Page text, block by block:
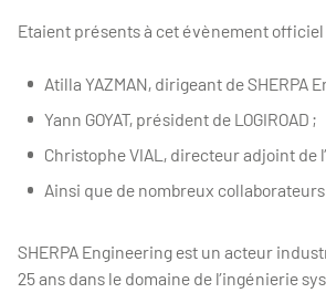
Etaient présents à cet évènement officiel
Atilla YAZMAN, dirigeant de SHERPA
Yann GOYAT, président de LOGIROAD ;
Christophe VIAL, directeur adjoint de
Ainsi que de nombreux collaborateurs
SHERPA Engineering est un acteur
25 ans dans le domaine de l’ingénierie